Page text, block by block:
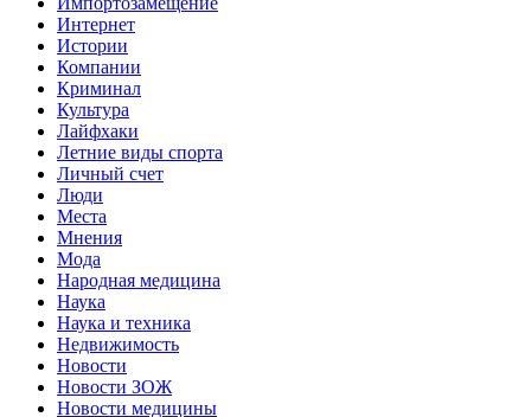
Интернет
Истории
Компании
Криминал
Культура
Лайфхаки
Летние виды спорта
Личный счет
Люди
Места
Мнения
Мода
Народная медицина
Наука
Наука и техника
Недвижимость
Новости
Новости ЗОЖ
Новости медицины